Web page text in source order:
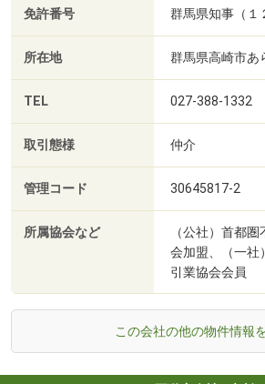
免許番号 群馬県知事（１
所在地 群馬県高崎市
TEL 027-388-1332
取引態様 仲介
管理コード 30645817-2
所属協会など
（公社）首都
会加盟、（一社
引業協会会員
この会社の他の物件情報